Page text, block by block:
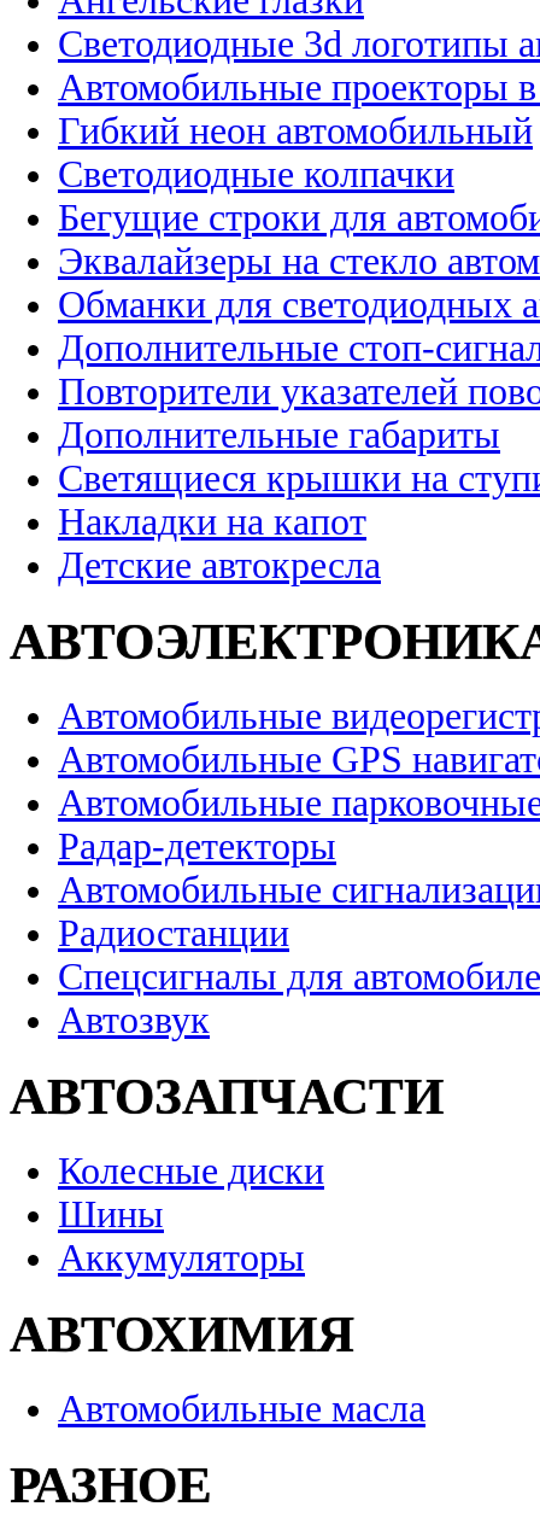
Светодиодные 3d логотипы
Автомобильные проекторы
Гибкий неон автомобильный
Светодиодные колпачки
Бегущие строки для
Эквалайзеры на стекло
Обманки для светодиодных
Дополнительные стоп-
Повторители указателей
Дополнительные габариты
Светящиеся крышки на
Накладки на капот
Детские автокресла
Автомобильные
Автомобильные GPS
Автомобильные
Радар-детекторы
Автомобильные
Радиостанции
Спецсигналы для
Автозвук
АВТОЗАПЧАСТИ
Колесные диски
Шины
Аккумуляторы
АВТОХИМИЯ
Автомобильные масла
РАЗНОЕ